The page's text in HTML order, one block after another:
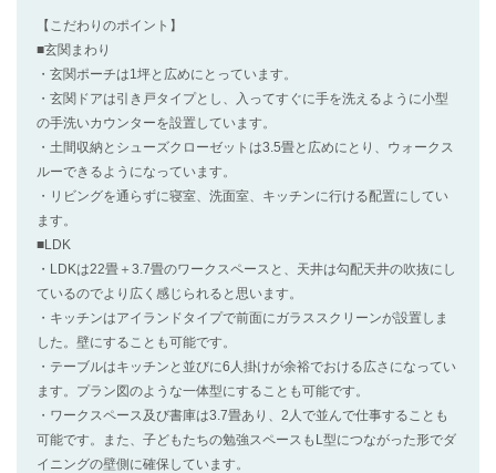
【こだわりのポイント】
■玄関まわり
・玄関ポーチは1坪と広めにとっています。
・玄関ドアは引き戸タイプとし、入ってすぐに手を洗えるように小型
の手洗いカウンターを設置しています。
・土間収納とシューズクローゼットは3.5畳と広めにとり、ウォークス
ルーできるようになっています。
・リビングを通らずに寝室、洗面室、キッチンに行ける配置にしてい
ます。
■LDK
・LDKは22畳＋3.7畳のワークスペースと、天井は勾配天井の吹抜にし
ているのでより広く感じられると思います。
・キッチンはアイランドタイプで前面にガラススクリーンが設置しま
した。壁にすることも可能です。
・テーブルはキッチンと並びに6人掛けが余裕でおける広さになってい
ます。プラン図のような一体型にすることも可能です。
・ワークスペース及び書庫は3.7畳あり、2人で並んで仕事することも
可能です。また、子どもたちの勉強スペースもL型につながった形でダ
イニングの壁側に確保しています。